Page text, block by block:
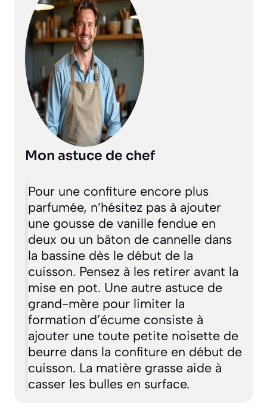
Mon astuce de chef
Pour une confiture encore plus
parfumée, n’hésitez pas à ajouter
une gousse de vanille fendue en
deux ou un bâton de cannelle dans
la bassine dès le début de la
cuisson. Pensez à les retirer avant la
mise en pot. Une autre astuce de
grand-mère pour limiter la
formation d’écume consiste à
ajouter une toute petite noisette de
beurre dans la confiture en début de
cuisson. La matière grasse aide à
casser les bulles en surface.